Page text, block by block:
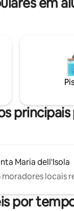
forno, fogão
curta distância a
em frente
Maria dell'Isola
moradores locais
por